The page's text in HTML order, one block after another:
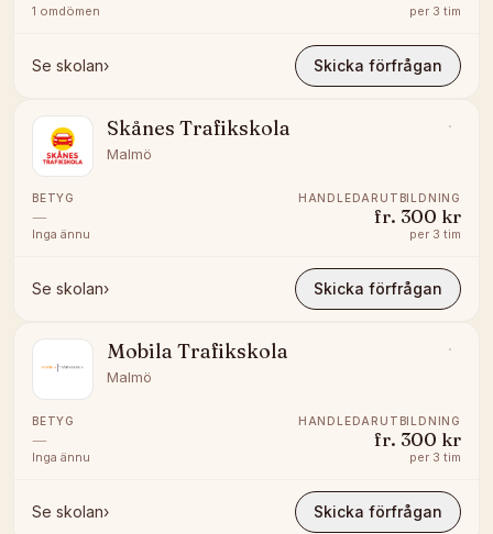
1 omdömen per 3 tim
Se skolan› Skicka förfrågan
Skånes Trafikskola
Malmö
BETYG
—
Inga ännu
HANDLEDARUTBILDNING
fr. 300 kr
per 3 tim
Se skolan› Skicka förfrågan
Mobila Trafikskola
Malmö
BETYG
—
Inga ännu
HANDLEDARUTBILDNING
fr. 300 kr
per 3 tim
Se skolan› Skicka förfrågan